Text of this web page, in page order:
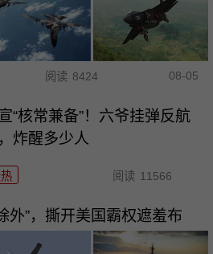
阅读 8424 08-05
“核常兼备”！六爷挂弹反航
炸醒多少人
阅读 11566
外”，撕开美国霸权遮羞布